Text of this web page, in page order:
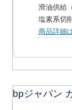
滑油供給
塩素系切
商品詳細
bpジャパン